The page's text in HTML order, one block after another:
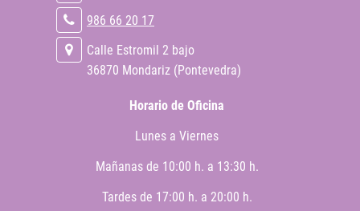
986 66 20 17
Calle Estromil 2 bajo
36870 Mondariz (Pontevedra)
Horario de Oficina
Lunes a Viernes
Mañanas de 10:00 h. a 13:30 h.
Tardes de 17:00 h. a 20:00 h.